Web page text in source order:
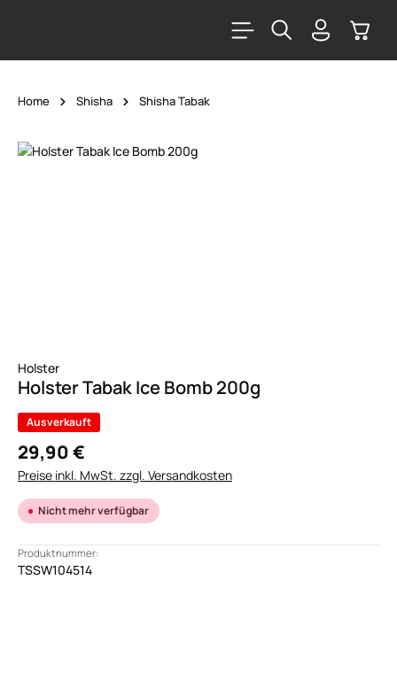
Home Shisha Shisha Tabak
Bildergalerie überspringen
Holster
Holster Tabak Ice Bomb 200g
Ausverkauft
29,90 €
Preise inkl. MwSt. zzgl. Versandkosten
Nicht mehr verfügbar
Produktnummer:
TSSW104514